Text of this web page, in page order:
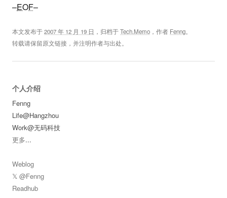
–EOF–
本文发布于2007 年 12 月 19 日 ，归档于Tech.Memo ，作者 Fenng。
转载请保留原文链接，并注明作者与出处。
个人介绍
Fenng
Life@Hangzhou
Work@无码科技
更多...
Weblog
𝕏 @Fenng
Readhub